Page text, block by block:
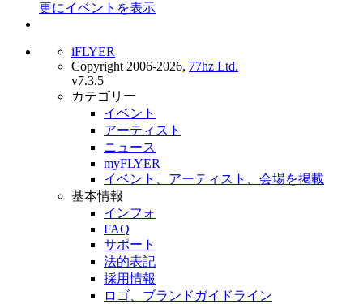
更にイベントを表示
iFLYER
Copyright 2006-2026, 77hz Ltd.
v7.3.5
カテゴリー
イベント
アーティスト
ニュース
myFLYER
イベント、アーティスト、会場を掲載
基本情報
インフォ
FAQ
サポート
法的表記
採用情報
ロゴ、ブランドガイドライン